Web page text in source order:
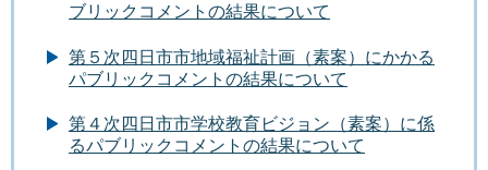
ブリックコメントの結果について
第５次四日市市地域福祉計画（素案）にかかる
パブリックコメントの結果について
第４次四日市市学校教育ビジョン（素案）に係
るパブリックコメントの結果について